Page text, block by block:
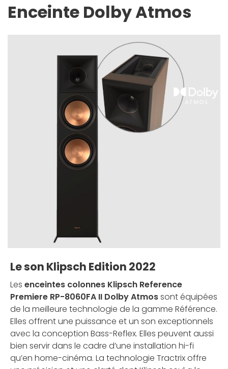
Enceinte Dolby Atmos
Le son Klipsch Edition 2022
Les enceintes colonnes Klipsch Reference
Premiere RP-8060FA II Dolby Atmossont équipées
de la meilleure technologie de la gamme Référence.
Elles offrent une puissance et un son exceptionnels
avec la conception Bass-Reflex. Elles peuvent aussi
bien servir dans le cadre d’une installation hi-fi
qu’en home-cinéma. La technologie Tractrix offre